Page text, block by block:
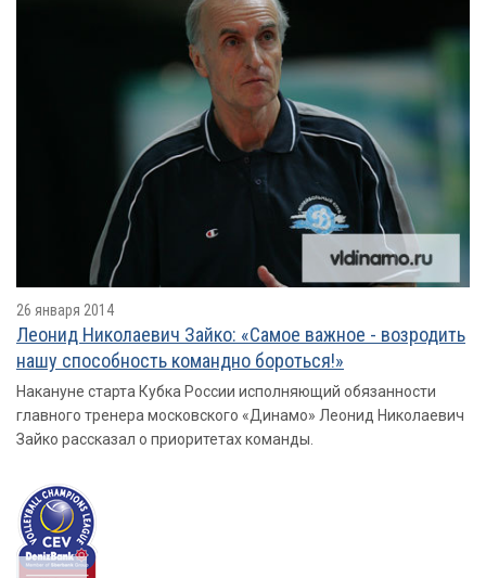
26 января 2014
Леонид Николаевич Зайко: «Самое важное - возродить
нашу способность командно бороться!»
Накануне старта Кубка России исполняющий обязанности
главного тренера московского «Динамо» Леонид Николаевич
Зайко рассказал о приоритетах команды.